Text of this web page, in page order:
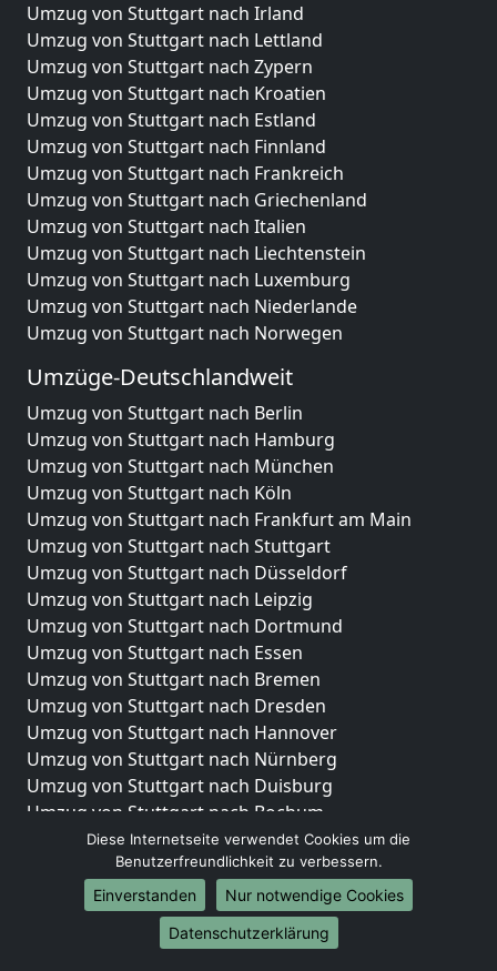
Umzug von Stuttgart nach Irland
Umzug von Stuttgart nach Lettland
Umzug von Stuttgart nach Zypern
Umzug von Stuttgart nach Kroatien
Umzug von Stuttgart nach Estland
Umzug von Stuttgart nach Finnland
Umzug von Stuttgart nach Frankreich
Umzug von Stuttgart nach Griechenland
Umzug von Stuttgart nach Italien
Umzug von Stuttgart nach Liechtenstein
Umzug von Stuttgart nach Luxemburg
Umzug von Stuttgart nach Niederlande
Umzug von Stuttgart nach Norwegen
Umzüge-Deutschlandweit
Umzug von Stuttgart nach Berlin
Umzug von Stuttgart nach Hamburg
Umzug von Stuttgart nach München
Umzug von Stuttgart nach Köln
Umzug von Stuttgart nach Frankfurt am Main
Umzug von Stuttgart nach Stuttgart
Umzug von Stuttgart nach Düsseldorf
Umzug von Stuttgart nach Leipzig
Umzug von Stuttgart nach Dortmund
Umzug von Stuttgart nach Essen
Umzug von Stuttgart nach Bremen
Umzug von Stuttgart nach Dresden
Umzug von Stuttgart nach Hannover
Umzug von Stuttgart nach Nürnberg
Umzug von Stuttgart nach Duisburg
Umzug von Stuttgart nach Bochum
Umzug von Stuttgart nach Wuppertal
Umzug von Stuttgart nach Bielefeld
Umzug von Stuttgart nach Bonn
Umzug von Stuttgart nach Münster
Diese Internetseite verwendet Cookies um die
Benutzerfreundlichkeit zu verbessern.
Einverstanden
Nur notwendige Cookies
Datenschutzerklärung